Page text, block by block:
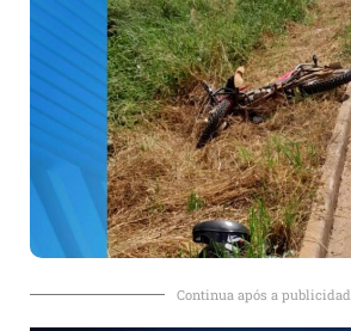
Continua após a